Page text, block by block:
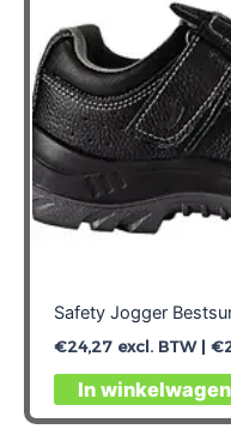
Safety Jogger
€24,27excl. BTW | €
In winkelwagen